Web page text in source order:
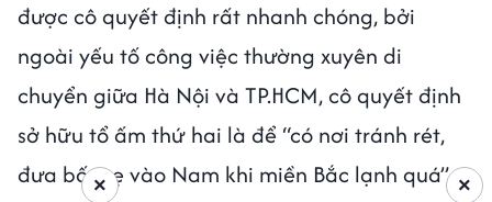
được cô quyết định rất nhanh chóng, bởi
ngoài yếu tố công việc thường xuyên di
chuyển giữa Hà Nội và TP.HCM, cô quyết định
sở hữu tổ ấm thứ hai là để “có nơi tránh rét,
đưa bố mẹ vào Nam khi miền Bắc lạnh quá”. ×
×